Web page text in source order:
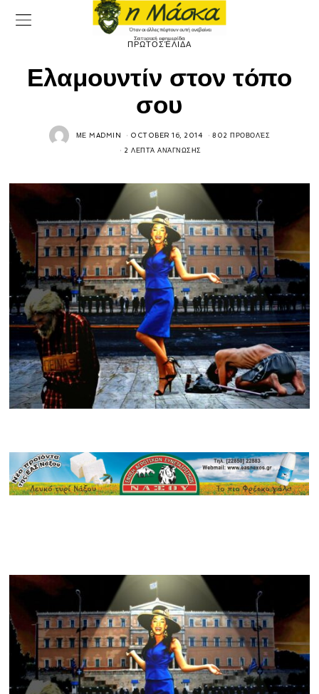
ΠΡΩΤΟΣΈΛΙΔΑ
Ελαμουντίν στον τόπο
σου
ΜΕMADMIN OCTOBER 16, 2014 802 ΠΡΟΒΟΛΈΣ
2 ΛΕΠΤΆ ΑΝΆΓΝΩΣΗΣ